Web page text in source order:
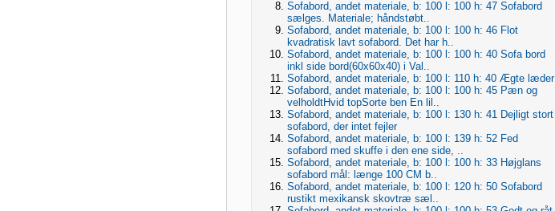
Sofabord, andet materiale, b: 100 l: 100 h: 47 Sofabord
sælges. Materiale; håndstøbt..
Sofabord, andet materiale, b: 100 l: 100 h: 46 Flot
kvadratisk lavt sofabord. Det har h..
Sofabord, andet materiale, b: 100 l: 100 h: 40 Sofa bord
inkl side bord(60x60x40) i Val..
Sofabord, andet materiale, b: 100 l: 110 h: 40 Ægte læder
Sofabord, andet materiale, b: 100 l: 100 h: 45 Pæn og
velholdtHvid topSorte ben En lil..
Sofabord, andet materiale, b: 100 l: 130 h: 41 Dejligt stort
sofabord, der intet fejler
Sofabord, andet materiale, b: 100 l: 139 h: 52 Fed
sofabord med skuffe i den ene side, ..
Sofabord, andet materiale, b: 100 l: 100 h: 33 Højglans
sofabord mål: længe 100 CM b..
Sofabord, andet materiale, b: 100 l: 120 h: 50 Sofabord
rustikt mexikansk skovtræ sæl..